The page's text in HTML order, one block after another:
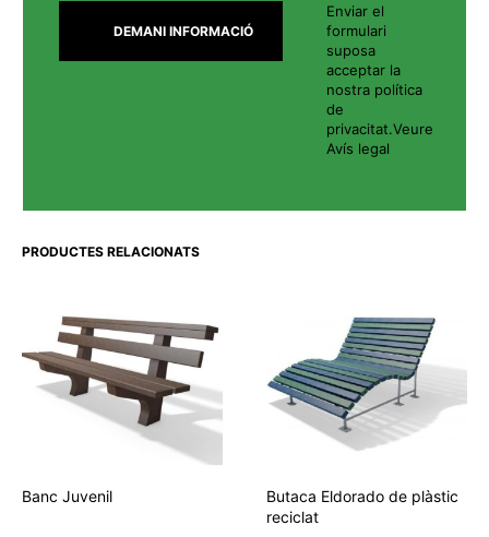
Enviar el
formulari
suposa
acceptar la
nostra política
de
privacitat.Veure
Avís legal
PRODUCTES RELACIONATS
Banc Juvenil
Butaca Eldorado de plàstic
reciclat